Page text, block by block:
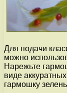
Для подачи
можно
Нарежьте
виде
гармошку